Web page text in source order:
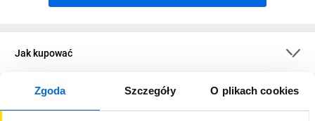
Zgoda Szczegóły O plikach cookies
Jak kupować
O firmie